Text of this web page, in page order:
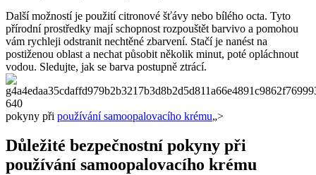
Další možností je použití citronové šťávy nebo bílého octa. Tyto
přírodní prostředky mají schopnost rozpouštět barvivo a pomohou
vám rychleji odstranit nechtěné zbarvení. Stačí je nanést na
postiženou oblast a nechat působit několik minut, poté opláchnout
vodou. Sledujte, jak se barva postupně ztrácí.
pokyny při používání samoopalovacího krému„>
Důležité bezpečnostní pokyny při
používání samoopalovacího krému